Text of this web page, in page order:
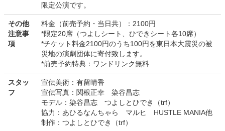
限定公演です。
その他
注意事
項
料金（前売予約・当日共）：2100円
*限定20席（つよしシート、ひできシート各10席）
*チケット料金2100円のうち100円を東日本大震災の被
災地の演劇団体に寄付致します。
*前売予約特典：ワンドリンク無料
スタッ
フ
宣伝美術：有留晴香
宣伝写真：関根正幸 染谷昌志
モデル：染谷昌志 つよしとひでき（trf）
協力：あひるなんちゃら マルヒ HUSTLE MANIA他
制作：つよしとひでき（trf）